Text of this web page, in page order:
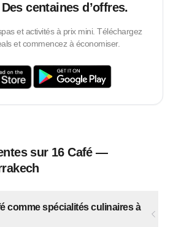
centaines d’offres.
et activités à prix mini. Téléchargez
et commencez à économiser.
sur 16 Café —
comme spécialités culinaires à